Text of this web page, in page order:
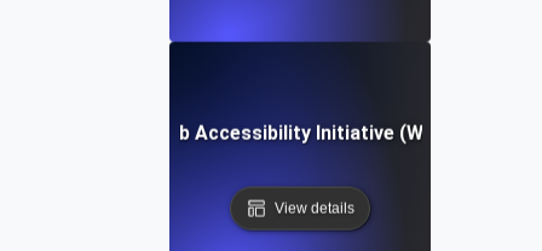
Web Accessibility Initiative (WAI)
View details